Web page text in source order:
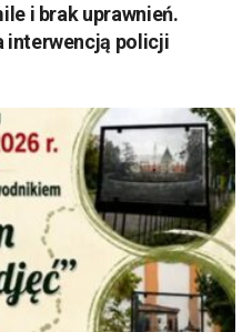
i brak uprawnień.
interwencją policji